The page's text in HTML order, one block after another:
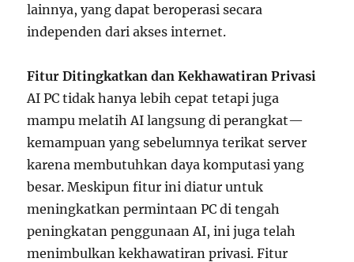
lainnya, yang dapat beroperasi secara
independen dari akses internet.
Fitur Ditingkatkan dan Kekhawatiran Privasi
AI PC tidak hanya lebih cepat tetapi juga
mampu melatih AI langsung di perangkat—
kemampuan yang sebelumnya terikat server
karena membutuhkan daya komputasi yang
besar. Meskipun fitur ini diatur untuk
meningkatkan permintaan PC di tengah
peningkatan penggunaan AI, ini juga telah
menimbulkan kekhawatiran privasi. Fitur